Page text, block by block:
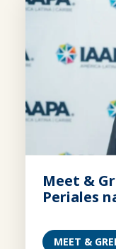
Meet &
Periales
MEET &